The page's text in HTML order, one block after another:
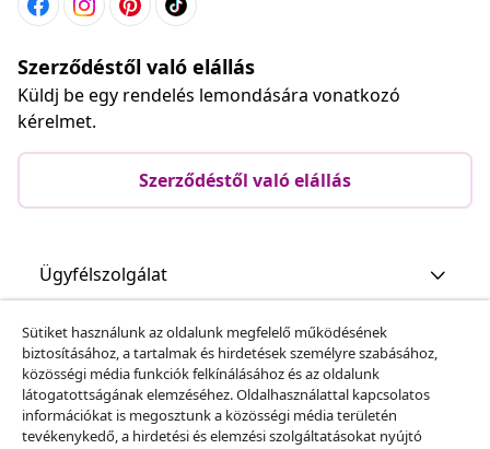
Szerződéstől való elállás
Küldj be egy rendelés lemondására vonatkozó
kérelmet.
Szerződéstől való elállás
Ügyfélszolgálat
Üzlet
vidaXL
Sütiket használunk az oldalunk megfelelő működésének
biztosításához, a tartalmak és hirdetések személyre szabásához,
közösségi média funkciók felkínálásához és az oldalunk
látogatottságának elemzéséhez. Oldalhasználattal kapcsolatos
információkat is megosztunk a közösségi média területén
tevékenykedő, a hirdetési és elemzési szolgáltatásokat nyújtó